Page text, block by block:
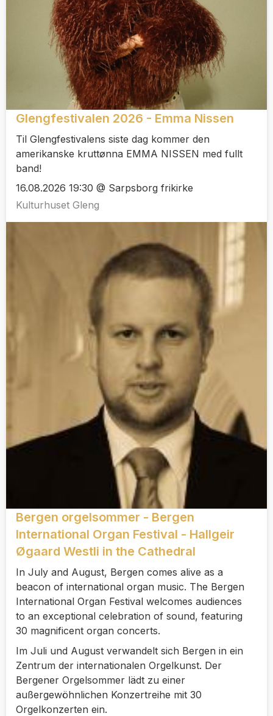
Glengfestivalen 2026 - Emma Nissen
Til Glengfestivalens siste dag kommer den
amerikanske kruttønna EMMA NISSEN med fullt
band!
16.08.2026 19:30 @ Sarpsborg frikirke
Kulturhuset Gleng
Bergen orgelsommer - Bergen
International Organ Festival - Hallgeir
Øgaard Westli in the Cathedral
In July and August, Bergen comes alive as a
beacon of international organ music. The Bergen
International Organ Festival welcomes audiences
to an exceptional celebration of sound, featuring
30 magnificent organ concerts.
Im Juli und August verwandelt sich Bergen in ein
Zentrum der internationalen Orgelkunst. Der
Bergener Orgelsommer lädt zu einer
außergewöhnlichen Konzertreihe mit 30
Orgelkonzerten ein.